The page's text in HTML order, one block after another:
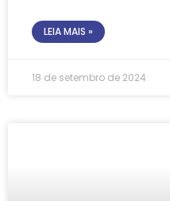
LEIA MAIS »
18 de setembro de 2024